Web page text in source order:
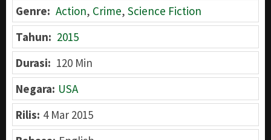
Genre: Action, Crime, Science Fiction
Tahun: 2015
Durasi: 120 Min
Negara: USA
Rilis: 4 Mar 2015